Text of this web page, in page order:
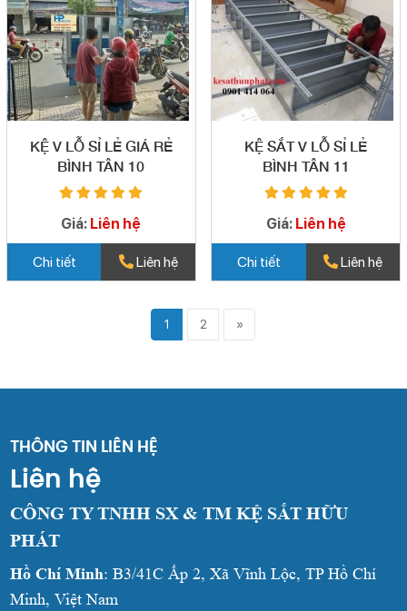
KỆ V LỖ SỈ LẺ GIÁ RẺ
BÌNH TÂN 10
Giá: Liên hệ
Chi tiết Liên hệ
KỆ SẮT V LỖ SỈ LẺ
BÌNH TÂN 11
Giá: Liên hệ
Chi tiết Liên hệ
1 2 »
THÔNG TIN LIÊN HỆ
Liên hệ
CÔNG TY TNHH SX & TM KỆ SẮT HỮU
PHÁT
Hồ Chí Minh: B3/41C Ấp 2, Xã Vĩnh Lộc, TP Hồ Chí
Minh, Việt Nam